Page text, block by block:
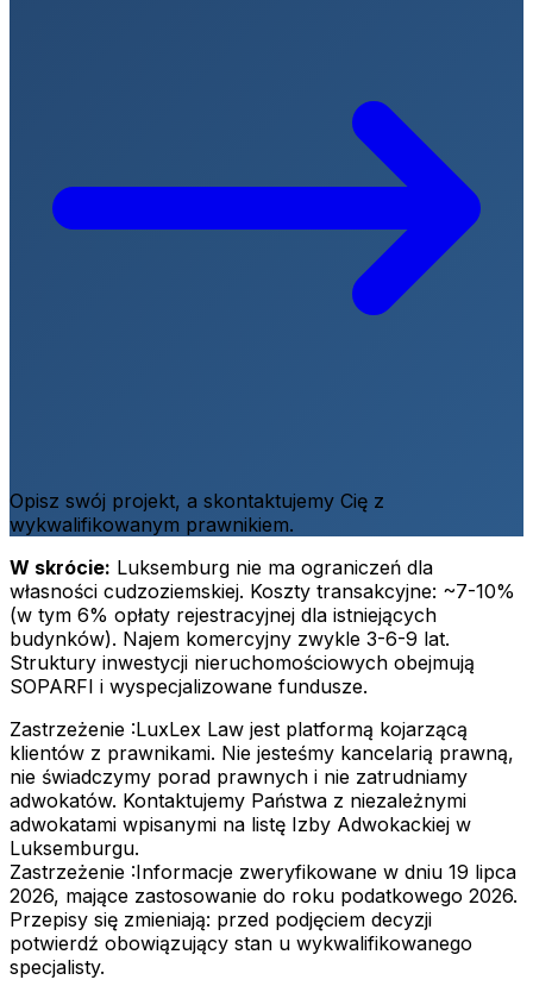
Opisz swój projekt, a skontaktujemy Cię z
wykwalifikowanym prawnikiem.
W skrócie: Luksemburg nie ma ograniczeń dla
własności cudzoziemskiej. Koszty transakcyjne: ~7-10%
(w tym 6% opłaty rejestracyjnej dla istniejących
budynków). Najem komercyjny zwykle 3-6-9 lat.
Struktury inwestycji nieruchomościowych obejmują
SOPARFI i wyspecjalizowane fundusze.
Zastrzeżenie :LuxLex Law jest platformą kojarzącą
klientów z prawnikami. Nie jesteśmy kancelarią prawną,
nie świadczymy porad prawnych i nie zatrudniamy
adwokatów. Kontaktujemy Państwa z niezależnymi
adwokatami wpisanymi na listę Izby Adwokackiej w
Luksemburgu.
Zastrzeżenie :Informacje zweryfikowane w dniu 19 lipca
2026, mające zastosowanie do roku podatkowego 2026.
Przepisy się zmieniają: przed podjęciem decyzji
potwierdź obowiązujący stan u wykwalifikowanego
specjalisty.